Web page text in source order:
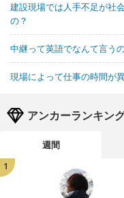
建設現場では人手不足が社
の？
中継って英語でなんて言う
現場によって仕事の時間が
アンカーランキン
週間
1